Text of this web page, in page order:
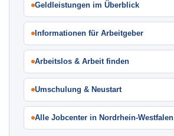
Geldleistungen im Überblick
Informationen für Arbeitgeber
Arbeitslos & Arbeit finden
Umschulung & Neustart
Alle Jobcenter in Nordrhein-Westfalen